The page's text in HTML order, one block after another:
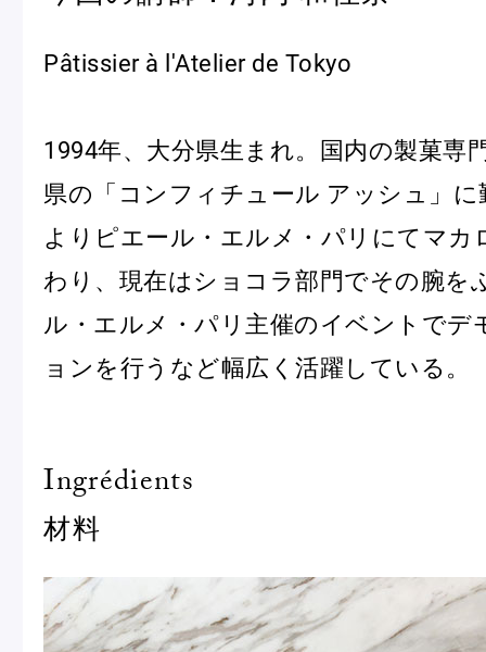
フルーツとヨーグルトのマカ
ロン
「ヴルーテ」販売のお知らせ
＜麻布台ヒ
催事出店の
ピエール・エルメ・パリ
ピエール・エルメについて ブラン
Pâtissier à l'Atelier de Tokyo
1994年、大分県生まれ。国内の製菓専
県の「コンフィチュール アッシュ」に
よりピエール・エルメ・パリにてマカ
わり、現在はショコラ部門でその腕を
ル・エルメ・パリ主催のイベントでデ
ョンを行うなど幅広く活躍している。
Ingrédients
材料